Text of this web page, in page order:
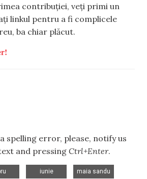
contribuției, veți primi un
linkul pentru a fi complicele
ba chiar plăcut.
spelling error, please, notify us
and pressing Ctrl+Enter.
iunie
maia sandu